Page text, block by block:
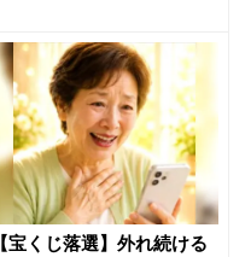
【宝くじ落選】外れ続ける